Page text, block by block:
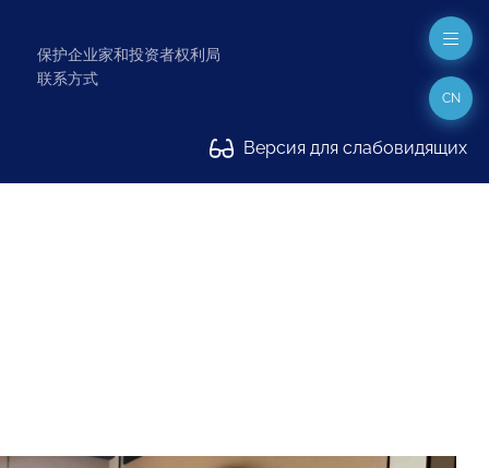
保护企业家和投资者权利局
联系方式
Версия для слабовидящих
CN